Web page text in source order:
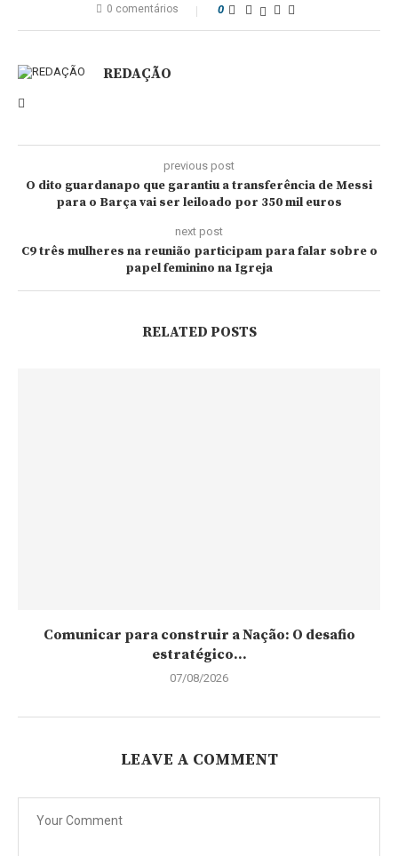
0 comentários 0
REDAÇÃO
previous post
O dito guardanapo que garantiu a transferência de Messi
para o Barça vai ser leiloado por 350 mil euros
next post
C9 três mulheres na reunião participam para falar sobre o
papel feminino na Igreja
RELATED POSTS
Comunicar para construir a Nação: O desafio
estratégico...
07/08/2026
LEAVE A COMMENT